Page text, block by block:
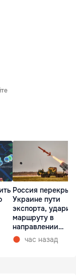
Россия
Украине пути
экспорта, ударив
маршруту в
направлении
Молдовы
час назад